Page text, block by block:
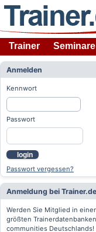
Trainer Seminare
Anmelden
Kennwort
Passwort
login
Passwort vergessen?
Anmeldung bei Trainer.de
Werden Sie Mitglied in
größten
communities Deutschlands!